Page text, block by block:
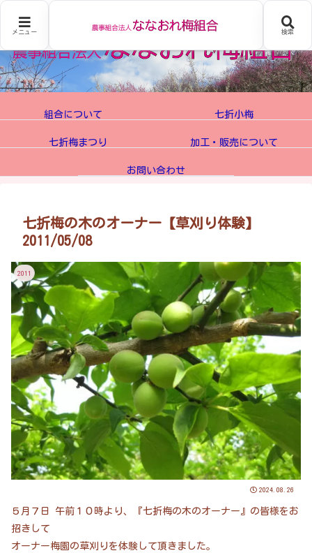
組合について 七折小梅
七折梅まつり 加工・販売について
お問い合わせ
七折梅の木のオーナー【草刈り体験】
2011/05/08
2011
2024.08.26
５月７日 午前１０時より、『七折梅の木のオーナー』の皆様をお
招きして
オーナー梅園の草刈りを体験して頂きました。
メニュー 検索